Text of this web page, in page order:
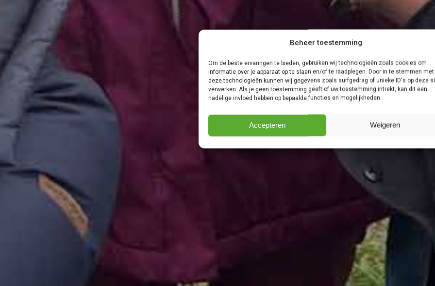
Beheer toestemming
Om de beste ervaringen te bieden, gebruiken wij technologieën zoals cookies om
informatie over je apparaat op te slaan en/of te raadplegen. Door in te stemmen met
deze technologieën kunnen wij gegevens zoals surfgedrag of unieke ID's op deze
verwerken. Als je geen toestemming geeft of uw toestemming intrekt, kan dit een
nadelige invloed hebben op bepaalde functies en mogelijkheden.
Accepteren Weigeren